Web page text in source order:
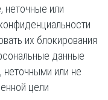
неточные или
их блокирования
данные
неточными или не
цели